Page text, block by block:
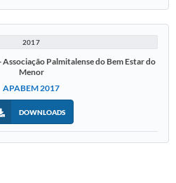
2017
Palmitalense do Bem Estar do
Menor
APABEM 2017
DOWNLOADS